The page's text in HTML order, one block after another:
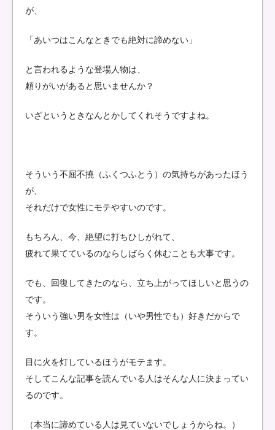
が、
「あいつはこんなときでも絶対に諦めない」
と言われるような登場人物は、
頼りがいがあると思いませんか？
いざというときなんとかしてくれそうですよね。
そういう不屈不撓（ふくつふとう）の気持ちがあったほう
が、
それだけで女性にモテやすいのです。
もちろん、今、絶望に打ちひしがれて、
疲れて果てているのならしばらく休むことも大事です。
でも、回復してきたのなら、立ち上がってほしいと思うの
です。
そういう強い男を女性は（いや男性でも）好きだからで
す。
目に火を灯しているほうがモテます。
そしてこんな記事を読んでいる人はそんな人に決まってい
るのです。
（本当に諦めている人は見ていないでしょうからね。）